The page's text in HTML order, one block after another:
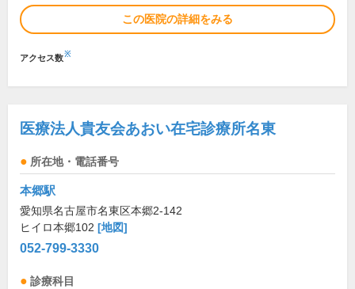
この医院の詳細をみる
アクセス数※
医療法人貴友会あおい在宅診療所名東
所在地・電話番号
本郷駅
愛知県名古屋市名東区本郷2-142
ヒイロ本郷102 [地図]
052-799-3330
診療科目